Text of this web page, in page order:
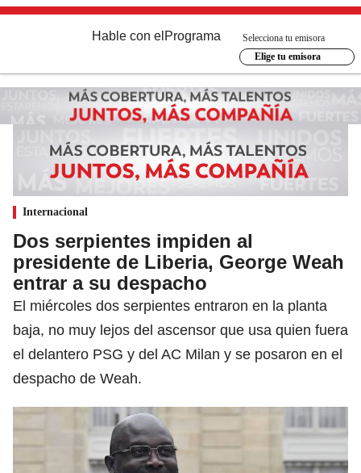
Hable con el Programa
Selecciona tu emisora
Elige tu emisora
Internacional
Dos serpientes impiden al
presidente de Liberia, George Weah
entrar a su despacho
El miércoles dos serpientes entraron en la planta
baja, no muy lejos del ascensor que usa quien fuera
el delantero PSG y del AC Milan y se posaron en el
despacho de Weah.